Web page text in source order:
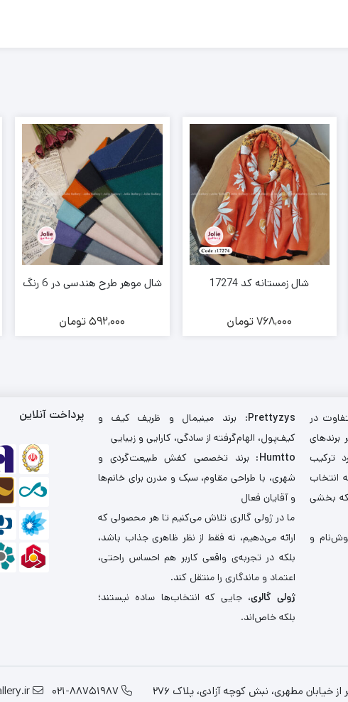
شال زمستانه کد 17274
768,000تومان
شال موهر طرح هندسی در 6 رنگ
592,000تومان
در
ترکیب
انتخاب
بخشی
و
Prettyzys: برند مینیمال و ظریف کیف و
کیف‌پول، الهام‌گرفته از سادگی، کارایی و زیبایی
Humtto: برند تخصصی کفش طبیعت‌گردی و
شهری، با طراحی مقاوم، سبک و مدرن برای خانم‌ها
و آقایان فعال
ما در ژولی گالری تلاش می‌کنیم تا هر محصولی که
ارائه می‌دهیم، نه فقط از نظر ظاهری جذاب باشد،
بلکه در تجربه‌ی واقعی کاربر هم احساس راحتی،
اعتماد و ماندگاری را منتقل کند.
ژولی گالری، جایی که انتخاب‌ها ساده نیستند؛
بلکه خاص‌اند.
پرداخت آنلاین
خیابان مطهری، نبش کوچه آزادی، پلاک 276 021-88751987